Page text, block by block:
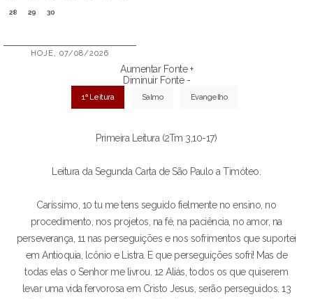
28 29 30
HOJE, 07/08/2026
Aumentar Fonte +
Diminuir Fonte -
1ª Leitura Salmo Evangelho
Primeira Leitura (2Tm 3,10-17)
Leitura da Segunda Carta de São Paulo a Timóteo.
Caríssimo, 10 tu me tens seguido fielmente no ensino, no
procedimento, nos projetos, na fé, na paciência, no amor, na
perseverança, 11 nas perseguições e nos sofrimentos que suportei
em Antioquia, lcônio e Listra. E que perseguições sofri! Mas de
todas elas o Senhor me livrou. 12 Aliás, todos os que quiserem
levar uma vida fervorosa em Cristo Jesus, serão perseguidos. 13